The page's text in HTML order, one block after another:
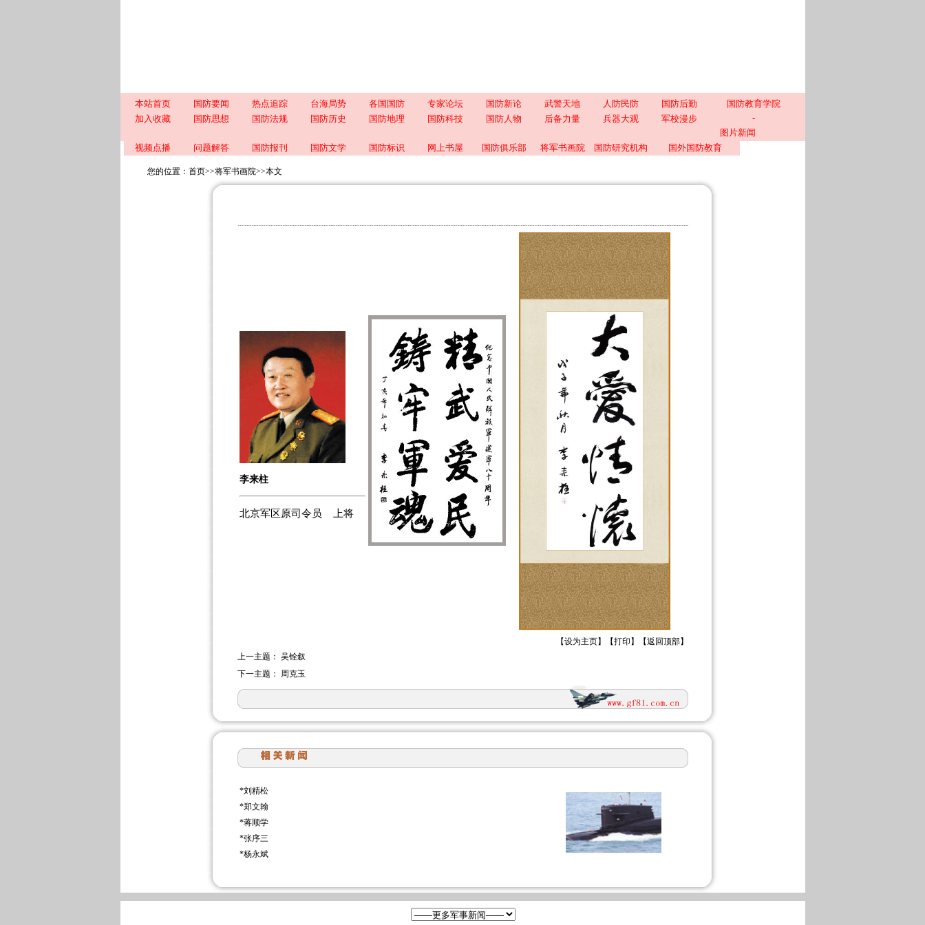
本站首页 国防要闻 热点追踪 台海局势 各国国防 专家论坛 国防新论 武警天地 人防民防 国防后勤
国防教育学院
加入收藏
国防思想 国防法规 国防历史 国防地理 国防科技 国防人物 后备力量 兵器大观 军校漫步
-
图片新闻
视频点播
问题解答 国防报刊 国防文学 国防标识 网上书屋 国防俱乐部 将军书画院 国防研究机构 国外国防教育
您的位置： 首页>>将军书画院>>本文
李来柱
北京军区原司令员 上将
【设为主页】【打印 】【返回顶部】
上一主题： 吴铨叙
下一主题：
周克玉
*刘精松
*郑文翰
*蒋顺学
*张序三
*杨永斌